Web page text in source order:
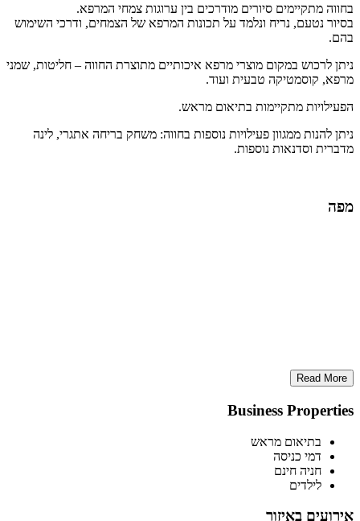
בחווה מתקיימים סיורים מודרכים בין ערוגות צמחי המרפא.
בסיור נטעם, נריח ונלמד על תכונות המרפא של הצמחים, ודרכי השימוש
בהם.
ניתן לרכוש במקום מוצרי מרפא איכותיים מתוצרת החווה – חליטות, שמני
מרפא, קוסמטיקה טבעית ועוד.
הפעילויות מתקיימות בתיאום מראש.
ניתן להנות ממגוון פעילויות נוספות בחווה: משחק בריחה אתגרי, לינה
מדברית וסדנאות נוספות.
מפה
Read More
Business Properties
בתיאום מראש
דמי כניסה
חניה חינם
לילדים
אירועים באיזור